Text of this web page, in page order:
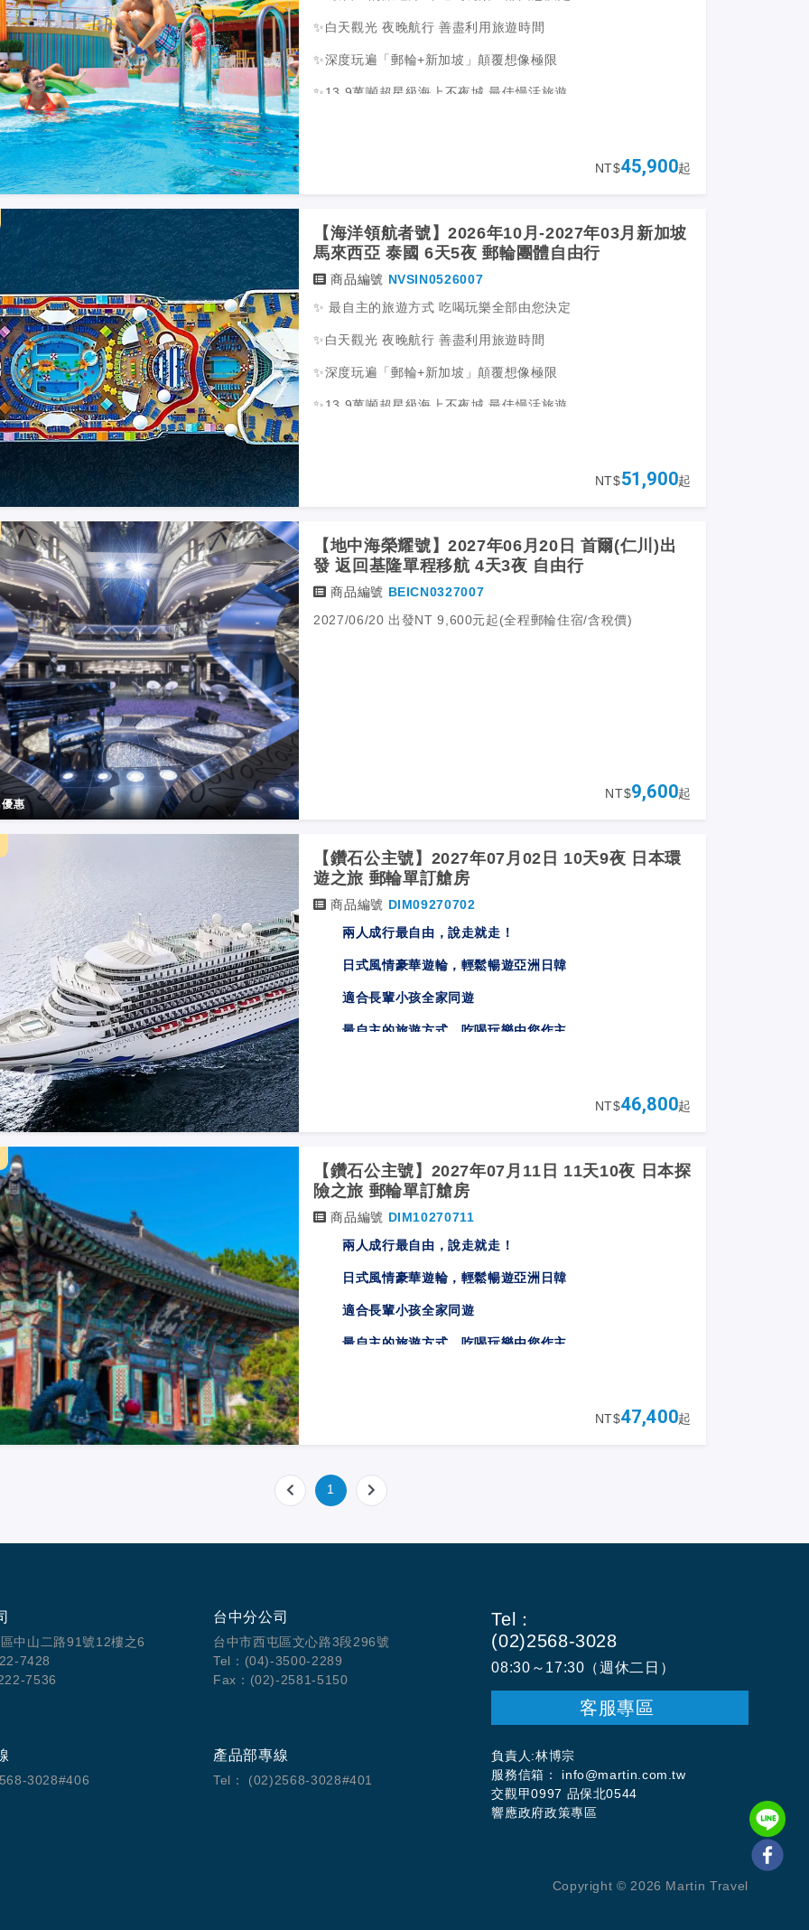
✨白天觀光 夜晚航行 善盡利用旅遊時間
✨深度玩遍「郵輪+新加坡」顛覆想像極限
✨13.9萬噸超星級海上不夜城 最佳慢活旅遊
NT$45,900起
【海洋領航者號】2026年10月-2027年03月新加坡
馬來西亞 泰國 6天5夜 郵輪團體自由行
商品編號 NVSIN0526007
✨ 最自主的旅遊方式 吃喝玩樂全部由您決定
✨白天觀光 夜晚航行 善盡利用旅遊時間
✨深度玩遍「郵輪+新加坡」顛覆想像極限
✨13.9萬噸超星級海上不夜城 最佳慢活旅遊
NT$51,900起
惠
【地中海榮耀號】2027年06月20日 首爾(仁川)出
發 返回基隆單程移航 4天3夜 自由行
商品編號 BEICN0327007
2027/06/20 出發NT 9,600元起(全程郵輪住宿/含稅價)
NT$9,600起
【鑽石公主號】2027年07月02日 10天9夜 日本環
遊之旅 郵輪單訂艙房
商品編號 DIM09270702
兩人成行最自由，說走就走！
日式風情豪華遊輪，︀輕鬆暢遊亞洲日韓
適合長輩小孩全家同遊
最自主的旅遊方式，吃喝玩樂由您作主
NT$46,800起
【鑽石公主號】2027年07月11日 11天10夜 日本探
險之旅 郵輪單訂艙房
商品編號 DIM10270711
兩人成行最自由，說走就走！
日式風情豪華遊輪，︀輕鬆暢遊亞洲日韓
適合長輩小孩全家同遊
最自主的旅遊方式，吃喝玩樂由您作主
NT$47,400起
1
中山二路91號12樓之6
7428
7536
台中分公司
台中市西屯區文心路3段296號
Tel：(04)-3500-2289
Fax：(02)-2581-5150
Tel：
(02)2568-3028
08:30～17:30（週休二日）
客服專區
3028#406
產品部專線
Tel： (02)2568-3028#401
負責人:林博宗
服務信箱： info@martin.com.tw
交觀甲0997 品保北0544
響應政府政策專區
Copyright © 2026 Martin Travel